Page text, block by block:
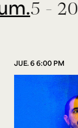
JUE. 6 6:00 PM